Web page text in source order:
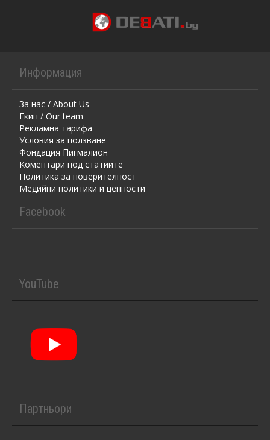
Информация
За нас / About Us
Екип / Our team
Рекламна тарифа
Условия за ползване
Фондация Пигмалион
Kоментaри под статиите
Политика за поверителност
Медийни политики и ценности
Facebook
YouTube
Партньори